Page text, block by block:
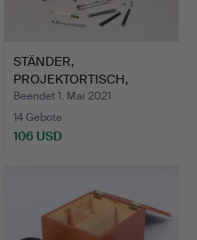
STÄNDER,
PROJEKTORTISCH,
OVERHEADBORD, ins…
Beendet 1. Mai 2021
14 Gebote
106 USD